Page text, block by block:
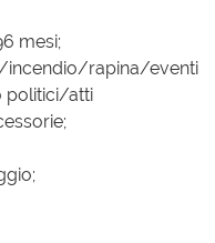
mesi;
incendio/rapina/eventi
politici/atti